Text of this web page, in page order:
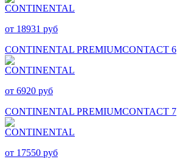
от 18931 руб
CONTINENTAL PREMIUMCONTACT 6
от 6920 руб
CONTINENTAL PREMIUMCONTACT 7
от 17550 руб